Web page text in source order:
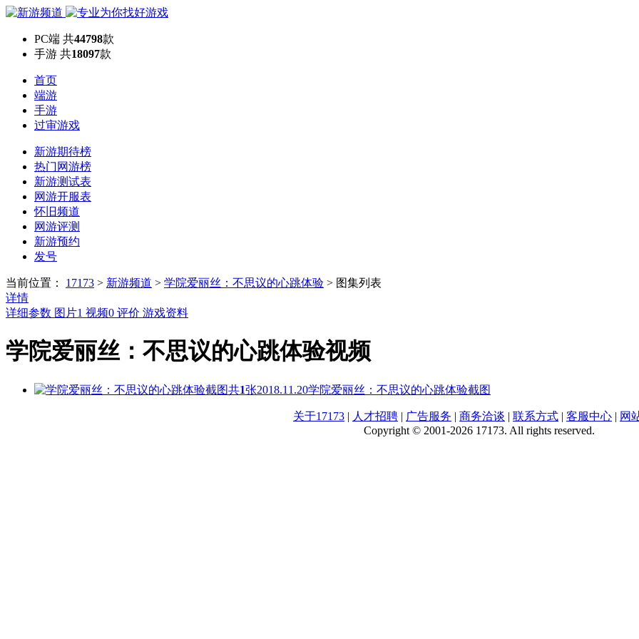
PC端 共44798款
手游 共18097款
首页
端游
手游
过审游戏
新游期待榜
热门网游榜
新游测试表
网游开服表
怀旧频道
网游评测
新游预约
发号
当前位置： 17173 > 新游频道 > 学院爱丽丝：不思议的心跳体验 > 图集列表
详情
详细参数 图片1 视频0 评价 游戏资料
学院爱丽丝：不思议的心跳体验视频
共1张2018.11.20学院爱丽丝：不思议的心跳体验截图
关于17173 | 人才招聘 | 广告服务 | 商务洽谈 | 联系方式 | 客服中心 | 网
Copyright © 2001-2026 17173. All rights reserved.